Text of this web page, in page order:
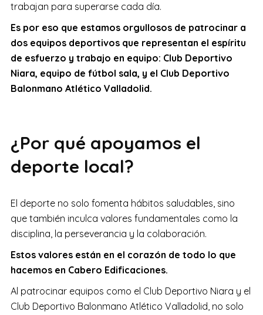
trabajan para superarse cada día.
Es por eso que estamos orgullosos de patrocinar a
dos equipos deportivos que representan el espíritu
de esfuerzo y trabajo en equipo: Club Deportivo
Niara, equipo de fútbol sala, y el Club Deportivo
Balonmano Atlético Valladolid.
¿Por qué apoyamos el
deporte local?
El deporte no solo fomenta hábitos saludables, sino
que también inculca valores fundamentales como la
disciplina, la perseverancia y la colaboración.
Estos valores están en el corazón de todo lo que
hacemos en Cabero Edificaciones.
Al patrocinar equipos como el Club Deportivo Niara y el
Club Deportivo Balonmano Atlético Valladolid, no solo